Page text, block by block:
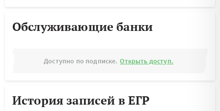
Обслуживающие банки
Доступно по подписке. Открыть доступ.
История записей в ЕГР